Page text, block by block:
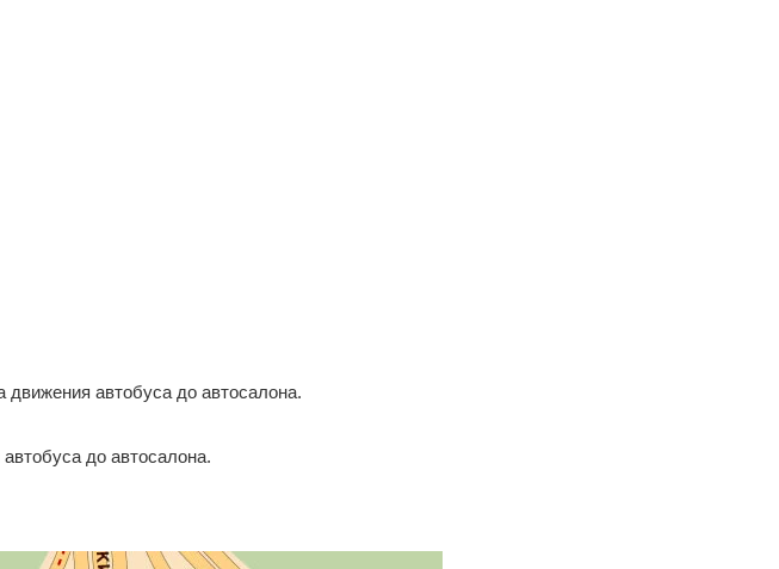
движения автобуса до автосалона.
до автосалона.